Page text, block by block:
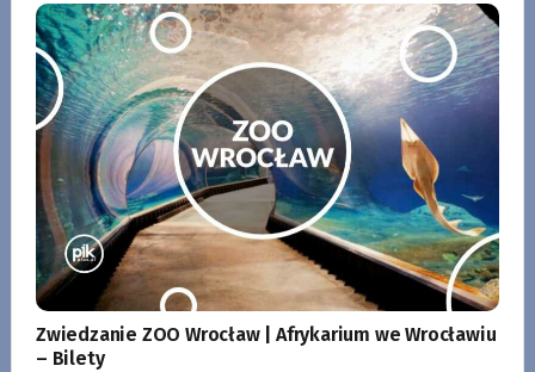
Zwiedzanie ZOO Wrocław | Afrykarium we Wrocławiu
– Bilety